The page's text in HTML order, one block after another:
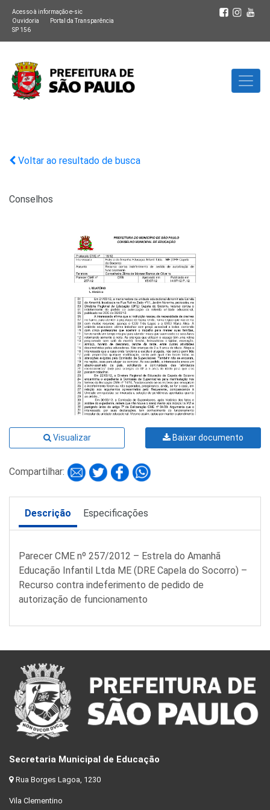
Acesso à informação e-sic
Ouvidoria
Portal da Transparência
SP 156
Voltar ao resultado de busca
Conselhos
Visualizar Baixar documento
Compartilhar:
Descrição Especificações
Parecer CME nº 257/2012 – Estrela do Amanhã
Educação Infantil Ltda ME (DRE Capela do Socorro) –
Recurso contra indeferimento de pedido de
autorização de funcionamento
Secretaria Municipal de Educação
Rua Borges Lagoa, 1230
Vila Clementino